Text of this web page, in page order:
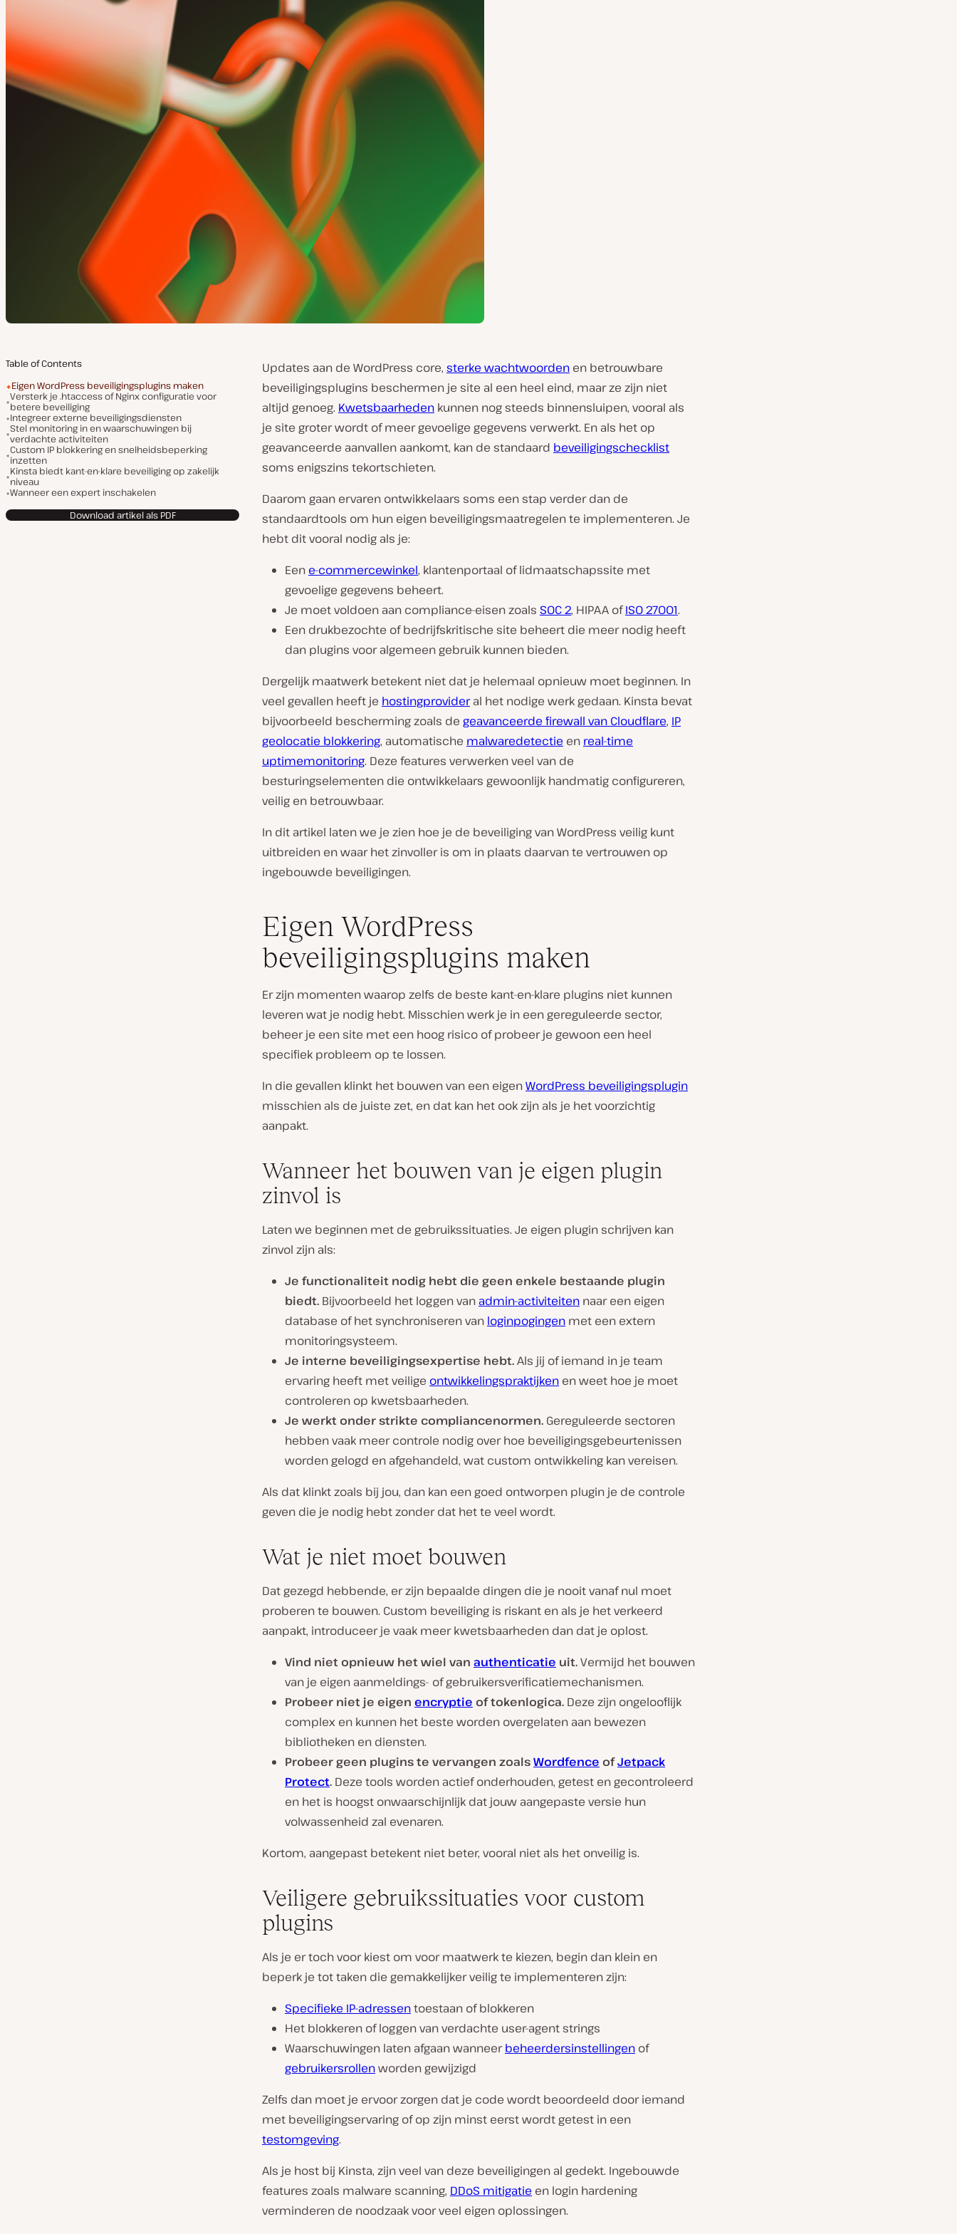
Table of Contents
Eigen WordPress beveiligingsplugins maken
Versterk je .htaccess of Nginx configuratie voor
betere beveiliging
Integreer externe beveiligingsdiensten
Stel monitoring in en waarschuwingen bij
verdachte activiteiten
Custom IP blokkering en snelheidsbeperking
inzetten
Kinsta biedt kant-en-klare beveiliging op zakelijk
niveau
Wanneer een expert inschakelen
Download artikel als PDF
Updates aan de WordPress core, sterke wachtwoorden en betrouwbare
beveiligingsplugins beschermen je site al een heel eind, maar ze zijn niet
altijd genoeg. Kwetsbaarheden kunnen nog steeds binnensluipen, vooral als
je site groter wordt of meer gevoelige gegevens verwerkt. En als het op
geavanceerde aanvallen aankomt, kan de standaard beveiligingschecklist
soms enigszins tekortschieten.
Daarom gaan ervaren ontwikkelaars soms een stap verder dan de
standaardtools om hun eigen beveiligingsmaatregelen te implementeren. Je
hebt dit vooral nodig als je:
Een e-commercewinkel, klantenportaal of lidmaatschapssite met
gevoelige gegevens beheert.
Je moet voldoen aan compliance-eisen zoals SOC 2, HIPAA ofISO 27001.
Een drukbezochte of bedrijfskritische site beheert die meer nodig heeft
dan plugins voor algemeen gebruik kunnen bieden.
Dergelijk maatwerk betekent niet dat je helemaal opnieuw moet beginnen. In
veel gevallen heeft je hostingprovideral het nodige werk gedaan. Kinsta bevat
bijvoorbeeld bescherming zoals de geavanceerde firewall van Cloudflare, IP
geolocatie blokkering, automatische malwaredetectie en real-time
uptimemonitoring. Deze features verwerken veel van de
besturingselementen die ontwikkelaars gewoonlijk handmatig configureren,
veilig en betrouwbaar.
In dit artikel laten we je zien hoe je de beveiliging van WordPress veilig kunt
uitbreiden en waar het zinvoller is om in plaats daarvan te vertrouwen op
ingebouwde beveiligingen.
Eigen WordPress
beveiligingsplugins maken
Er zijn momenten waarop zelfs de beste kant-en-klare plugins niet kunnen
leveren wat je nodig hebt. Misschien werk je in een gereguleerde sector,
beheer je een site met een hoog risico of probeer je gewoon een heel
specifiek probleem op te lossen.
In die gevallen klinkt het bouwen van een eigenWordPress beveiligingsplugin
misschien als de juiste zet, en dat kan het ook zijn als je het voorzichtig
aanpakt.
Wanneer het bouwen van je eigen plugin
zinvol is
Laten we beginnen met de gebruikssituaties. Je eigen plugin schrijven kan
zinvol zijn als:
Je functionaliteit nodig hebt die geen enkele bestaande plugin
biedt. Bijvoorbeeld het loggen van admin-activiteiten naar een eigen
database of het synchroniseren van loginpogingen met een extern
monitoringsysteem.
Je interne beveiligingsexpertise hebt.Als jij of iemand in je team
ervaring heeft met veilige ontwikkelingspraktijken en weet hoe je moet
controleren op kwetsbaarheden.
Je werkt onder strikte compliancenormen. Gereguleerde sectoren
hebben vaak meer controle nodig over hoe beveiligingsgebeurtenissen
worden gelogd en afgehandeld, wat custom ontwikkeling kan vereisen.
Als dat klinkt zoals bij jou, dan kan een goed ontworpen plugin je de controle
geven die je nodig hebt zonder dat het te veel wordt.
Wat je niet moet bouwen
Dat gezegd hebbende, er zijn bepaalde dingen die je nooitvanaf nul moet
proberen te bouwen. Custom beveiliging is riskant en als je het verkeerd
aanpakt, introduceer je vaak meer kwetsbaarheden dan dat je oplost.
Vind niet opnieuw het wiel van authenticatie uit.Vermijd het bouwen
van je eigen aanmeldings- of gebruikersverificatiemechanismen.
Probeer niet je eigen encryptie of tokenlogica. Deze zijn ongelooflijk
complex en kunnen het beste worden overgelaten aan bewezen
bibliotheken en diensten.
Probeer geen plugins te vervangen zoalsWordfence ofJetpack
Protect. Deze tools worden actief onderhouden, getest en gecontroleerd
en het is hoogst onwaarschijnlijk dat jouw aangepaste versie hun
volwassenheid zal evenaren.
Kortom, aangepast betekent niet beter, vooral niet als het onveilig is.
Veiligere gebruikssituaties voor custom
plugins
Als je er toch voor kiest om voor maatwerk te kiezen, begin dan klein en
beperk je tot taken die gemakkelijker veilig te implementeren zijn:
Specifieke IP-adressentoestaan of blokkeren
Het blokkeren of loggen van verdachte user-agent strings
Waarschuwingen laten afgaan wanneerbeheerdersinstellingen of
gebruikersrollenworden gewijzigd
Zelfs dan moet je ervoor zorgen dat je code wordt beoordeeld door iemand
met beveiligingservaring of op zijn minst eerst wordt getest in een
testomgeving.
Als je host bij Kinsta, zijn veel van deze beveiligingen al gedekt. Ingebouwde
features zoals malware scanning, DDoS mitigatie en login hardening
verminderen de noodzaak voor veel eigen oplossingen.